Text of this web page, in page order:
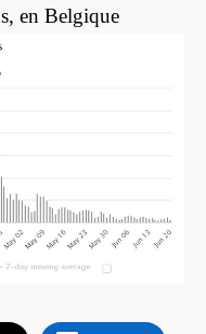
en Belgique